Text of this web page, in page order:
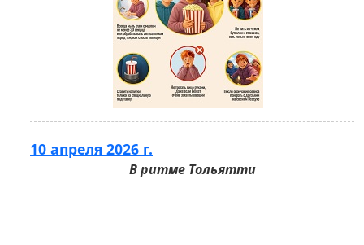
10 апреля 2026 г.
В ритме Тольятти